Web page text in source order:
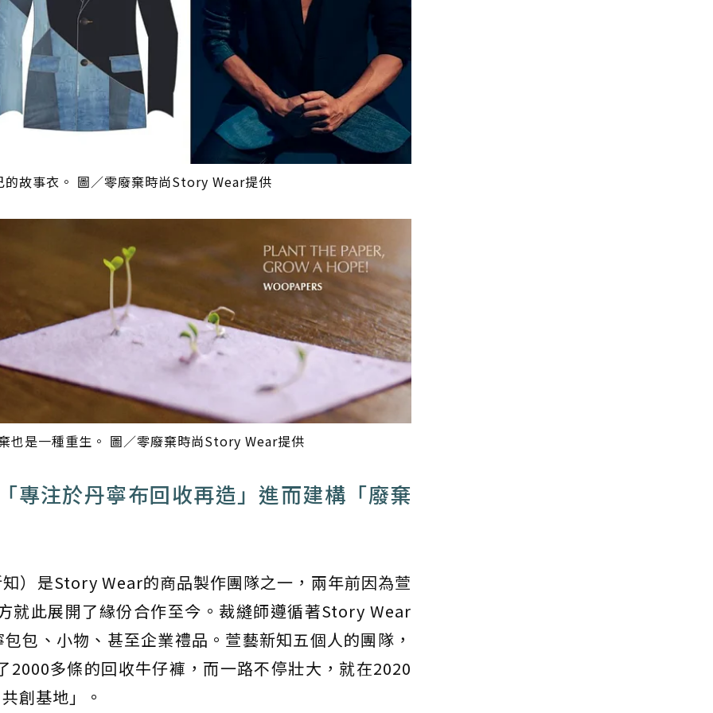
故事衣。 圖／零廢棄時尚Story Wear提供
也是一種重生。 圖／零廢棄時尚Story Wear提供
專注於丹寧布回收再造」進而建構「廢棄
）是Story Wear的商品製作團隊之一，兩年前因為萱
就此展開了緣份合作至今。裁縫師遵循著Story Wear
包、小物、甚至企業禮品。萱藝新知五個人的團隊，
多條的回收牛仔褲，而一路不停壯大，就在2020
創基地」。